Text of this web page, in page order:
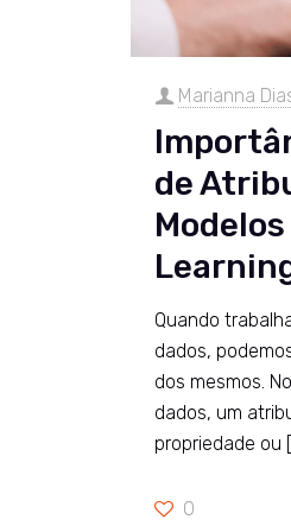
Marianna
de
Quando
dados,
dos mesmos.
dados, um
propriedade ou
0